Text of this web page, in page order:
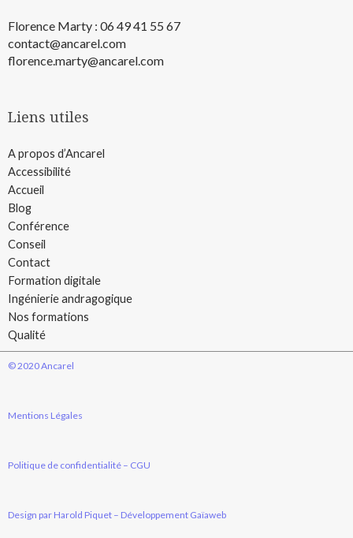
Florence Marty : 06 49 41 55 67
contact@ancarel.com
florence.marty@ancarel.com
Liens utiles
A propos d’Ancarel
Accessibilité
Accueil
Blog
Conférence
Conseil
Contact
Formation digitale
Ingénierie andragogique
Nos formations
Qualité
© 2020 Ancarel
Mentions Légales
Politique de confidentialité – CGU
Design par Harold Piquet – Développement Gaïaweb